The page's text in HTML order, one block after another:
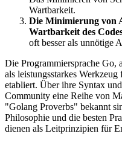
Wartbarkeit.
Die Minimierung von
Wartbarkeit des
oft besser als unnötige
Die Programmiersprache Go,
als leistungsstarkes
etabliert. Über ihre Syntax
Community eine Reihe von
"Golang Proverbs" bekannt
Philosophie und die besten
dienen als Leitprinzipien für